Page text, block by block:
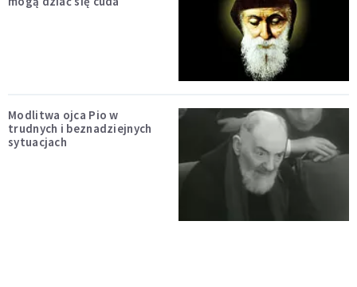
Modlitwa ojca Pio w
trudnych i beznadziejnych
sytuacjach